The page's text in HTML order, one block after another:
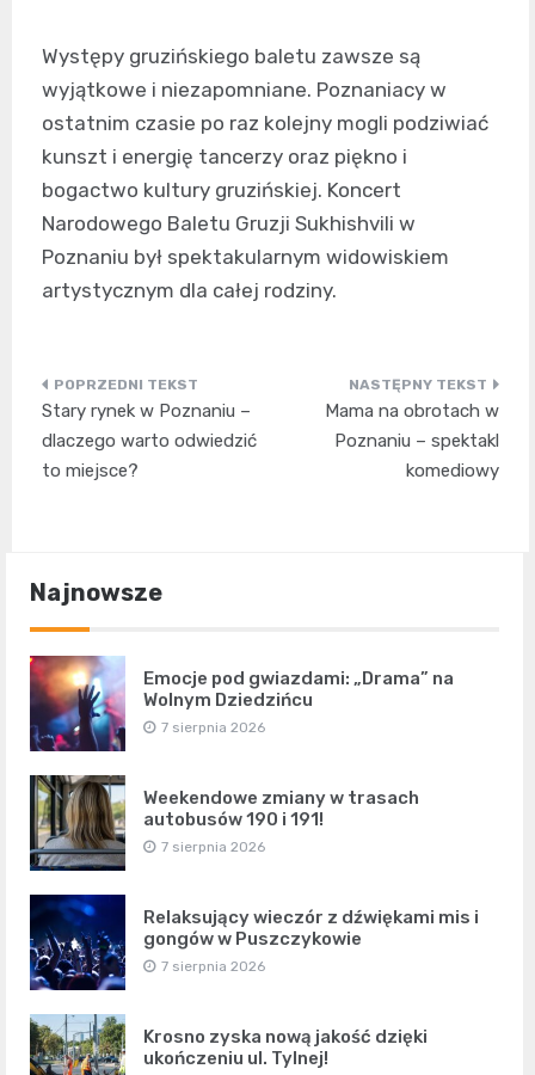
Występy gruzińskiego baletu zawsze są
wyjątkowe i niezapomniane. Poznaniacy w
ostatnim czasie po raz kolejny mogli podziwiać
kunszt i energię tancerzy oraz piękno i
bogactwo kultury gruzińskiej. Koncert
Narodowego Baletu Gruzji Sukhishvili w
Poznaniu był spektakularnym widowiskiem
artystycznym dla całej rodziny.
Nawigacja
wpisu
Stary rynek w Poznaniu –
dlaczego warto odwiedzić
to miejsce?
Mama na obrotach w
Poznaniu – spektakl
komediowy
Najnowsze
Emocje pod gwiazdami: „Drama” na
Wolnym Dziedzińcu
7 sierpnia 2026
Weekendowe zmiany w trasach
autobusów 190 i 191!
7 sierpnia 2026
Relaksujący wieczór z dźwiękami mis i
gongów w Puszczykowie
7 sierpnia 2026
Krosno zyska nową jakość dzięki
ukończeniu ul. Tylnej!